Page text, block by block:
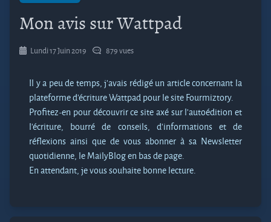
Mon avis sur Wattpad
Lundi 17 Juin 2019 879 vues
Il y a peu de temps, j’avais rédigé un article concernant la
plateforme d’écriture Wattpad pour le site Fourmiztory.
Profitez-en pour découvrir ce site axé sur l’autoédition et
l’écriture, bourré de conseils, d’informations et de
réflexions ainsi que de vous abonner à sa Newsletter
quotidienne, le MailyBlog en bas de page.
En attendant, je vous souhaite bonne lecture.